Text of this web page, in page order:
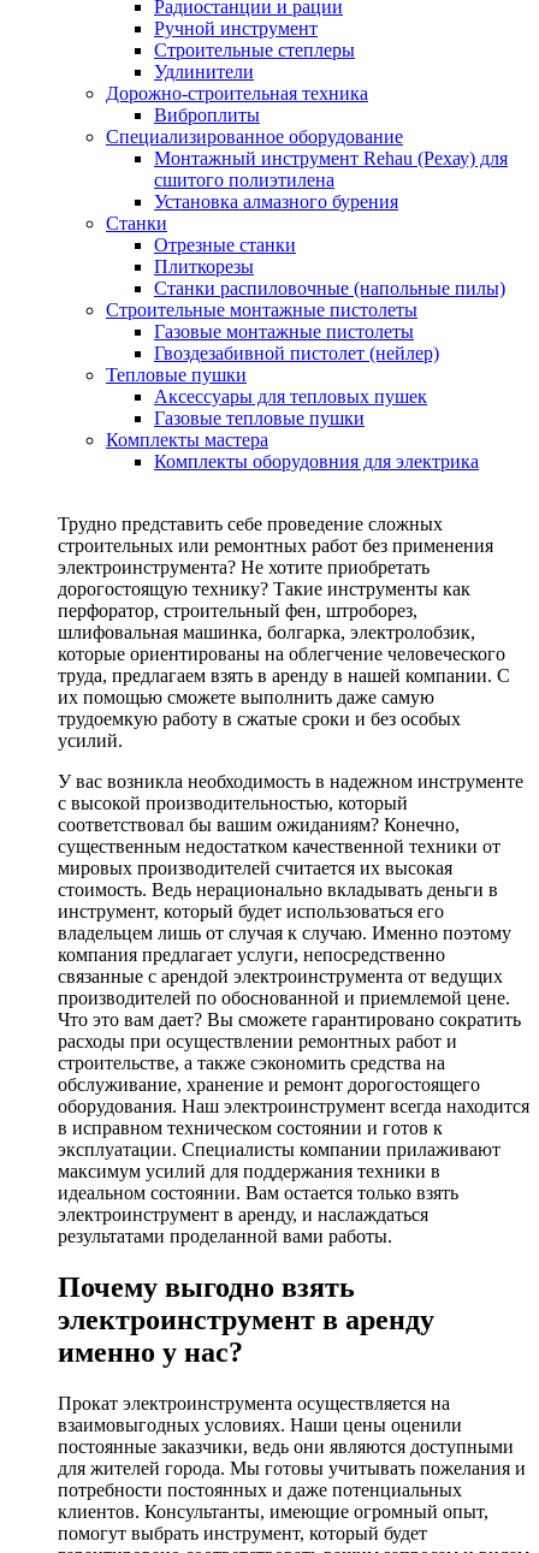
Радиостанции и рации
Ручной инструмент
Строительные степлеры
Удлинители
Дорожно-строительная техника
Виброплиты
Специализированное оборудование
Монтажный инструмент Rehau (Рехау) для
сшитого полиэтилена
Установка алмазного бурения
Станки
Отрезные станки
Плиткорезы
Станки распиловочные (напольные пилы)
Строительные монтажные пистолеты
Газовые монтажные пистолеты
Гвоздезабивной пистолет (нейлер)
Тепловые пушки
Аксессуары для тепловых пушек
Газовые тепловые пушки
Комплекты мастера
Комплекты оборудовния для электрика
Трудно представить себе проведение сложных
строительных или ремонтных работ без применения
электроинструмента? Не хотите приобретать
дорогостоящую технику? Такие инструменты как
перфоратор, строительный фен, штроборез,
шлифовальная машинка, болгарка, электролобзик,
которые ориентированы на облегчение человеческого
труда, предлагаем взять в аренду в нашей компании. С
их помощью сможете выполнить даже самую
трудоемкую работу в сжатые сроки и без особых
усилий.
У вас возникла необходимость в надежном инструменте
с высокой производительностью, который
соответствовал бы вашим ожиданиям? Конечно,
существенным недостатком качественной техники от
мировых производителей считается их высокая
стоимость. Ведь нерационально вкладывать деньги в
инструмент, который будет использоваться его
владельцем лишь от случая к случаю. Именно поэтому
компания предлагает услуги, непосредственно
связанные с арендой электроинструмента от ведущих
производителей по обоснованной и приемлемой цене.
Что это вам дает? Вы сможете гарантировано сократить
расходы при осуществлении ремонтных работ и
строительстве, а также сэкономить средства на
обслуживание, хранение и ремонт дорогостоящего
оборудования. Наш электроинструмент всегда находится
в исправном техническом состоянии и готов к
эксплуатации. Специалисты компании прилаживают
максимум усилий для поддержания техники в
идеальном состоянии. Вам остается только взять
электроинструмент в аренду, и наслаждаться
результатами проделанной вами работы.
Почему выгодно взять
электроинструмент в аренду
именно у нас?
Прокат электроинструмента осуществляется на
взаимовыгодных условиях. Наши цены оценили
постоянные заказчики, ведь они являются доступными
для жителей города. Мы готовы учитывать пожелания и
потребности постоянных и даже потенциальных
клиентов. Консультанты, имеющие огромный опыт,
помогут выбрать инструмент, который будет